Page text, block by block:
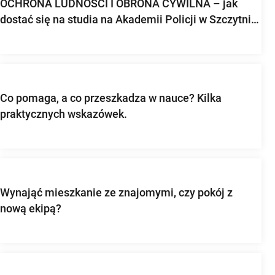
OCHRONA LUDNOŚCI I OBRONA CYWILNA – jak
dostać się na studia na Akademii Policji w Szczytnie,
Co pomaga, a co przeszkadza w nauce? Kilka
praktycznych wskazówek.
Wynająć mieszkanie ze znajomymi, czy pokój z
nową ekipą?